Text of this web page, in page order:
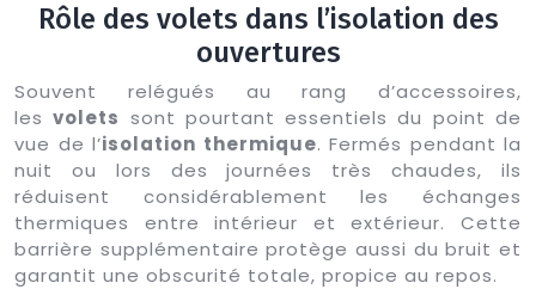
Rôle des volets dans l’isolation des
ouvertures
Souvent relégués au rang d’accessoires,
lesvolets sont pourtant essentiels du point de
vue de l’isolation thermique. Fermés pendant la
nuit ou lors des journées très chaudes, ils
réduisent considérablement les échanges
thermiques entre intérieur et extérieur. Cette
barrière supplémentaire protège aussi du bruit et
garantit une obscurité totale, propice au repos.